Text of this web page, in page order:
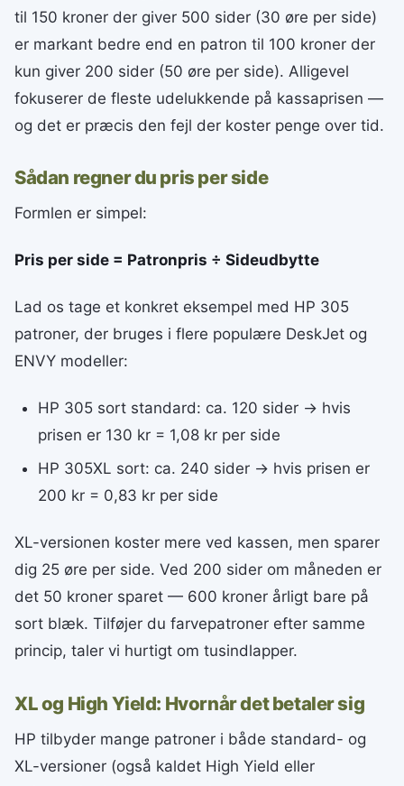
til 150 kroner der giver 500 sider (30 øre per side)
er markant bedre end en patron til 100 kroner der
kun giver 200 sider (50 øre per side). Alligevel
fokuserer de fleste udelukkende på kassaprisen —
og det er præcis den fejl der koster penge over tid.
Sådan regner du pris per side
Formlen er simpel:
Pris per side = Patronpris ÷ Sideudbytte
Lad os tage et konkret eksempel med HP 305
patroner, der bruges i flere populære DeskJet og
ENVY modeller:
HP 305 sort standard: ca. 120 sider → hvis
prisen er 130 kr = 1,08 kr per side
HP 305XL sort: ca. 240 sider → hvis prisen er
200 kr = 0,83 kr per side
XL-versionen koster mere ved kassen, men sparer
dig 25 øre per side. Ved 200 sider om måneden er
det 50 kroner sparet — 600 kroner årligt bare på
sort blæk. Tilføjer du farvepatroner efter samme
princip, taler vi hurtigt om tusindlapper.
XL og High Yield: Hvornår det betaler sig
HP tilbyder mange patroner i både standard- og
XL-versioner (også kaldet High Yield eller